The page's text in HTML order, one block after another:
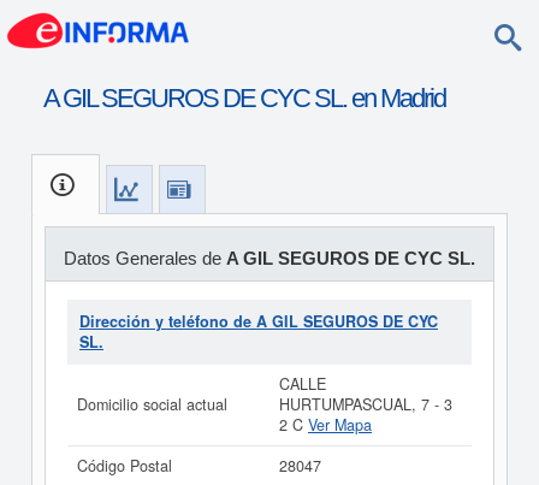
A GIL SEGUROS DE CYC SL. en Madrid
Datos Generales de A GIL SEGUROS DE CYC SL.
Dirección y teléfono de A GIL SEGUROS DE CYC
SL.
Domicilio social actual
CALLE
HURTUMPASCUAL, 7 - 3
2 C Ver Mapa
Código Postal
28047